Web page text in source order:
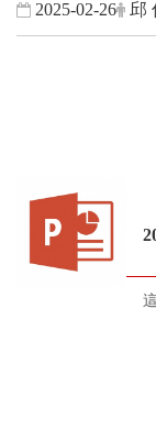
2025-02-26 邱